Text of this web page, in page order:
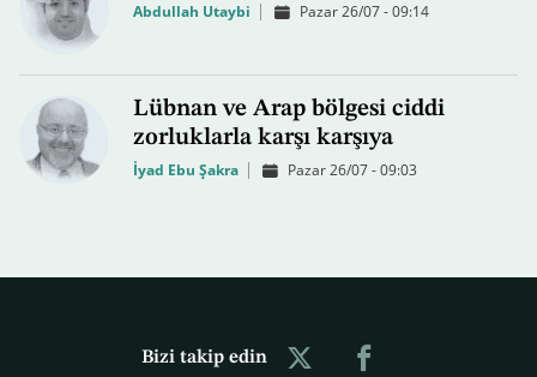
Abdullah Utaybi Pazar 26/07 - 09:14
Lübnan ve Arap bölgesi ciddi
zorluklarla karşı karşıya
İyad Ebu Şakra Pazar 26/07 - 09:03
Bizi takip edin